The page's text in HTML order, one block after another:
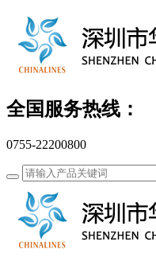
全国服务热线：
0755-22200800